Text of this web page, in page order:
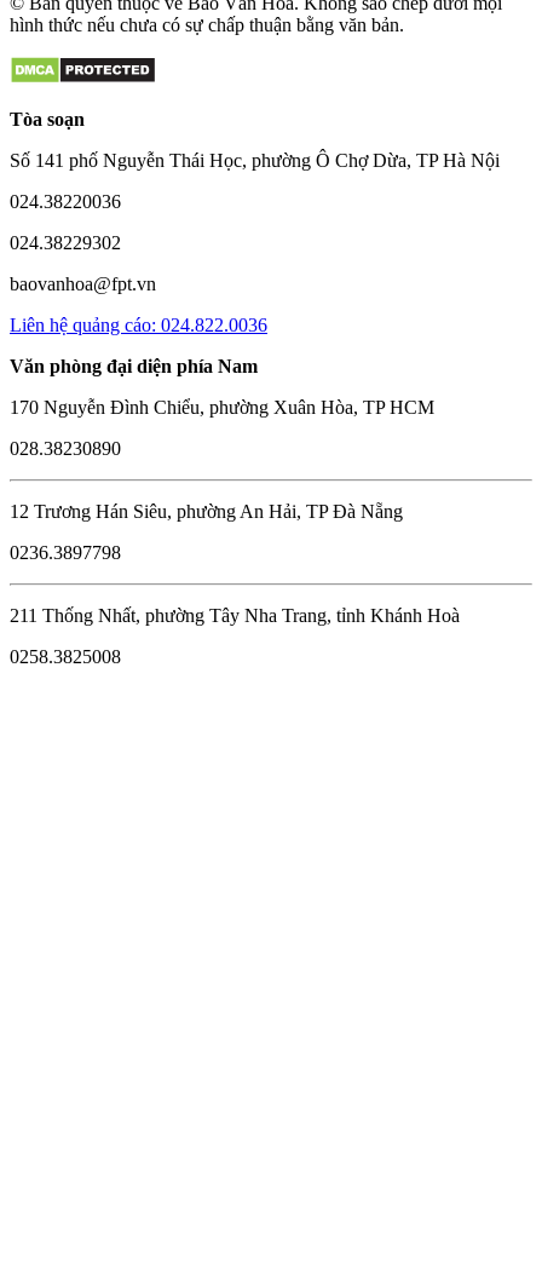
hình thức nếu chưa có sự chấp thuận bằng văn bản.
Tòa soạn
Số 141 phố Nguyễn Thái Học, phường Ô Chợ Dừa, TP Hà Nội
024.38220036
024.38229302
baovanhoa@fpt.vn
Liên hệ quảng cáo: 024.822.0036
Văn phòng đại diện phía Nam
170 Nguyễn Đình Chiểu, phường Xuân Hòa, TP HCM
028.38230890
12 Trương Hán Siêu, phường An Hải, TP Đà Nẵng
0236.3897798
211 Thống Nhất, phường Tây Nha Trang, tỉnh Khánh Hoà
0258.3825008